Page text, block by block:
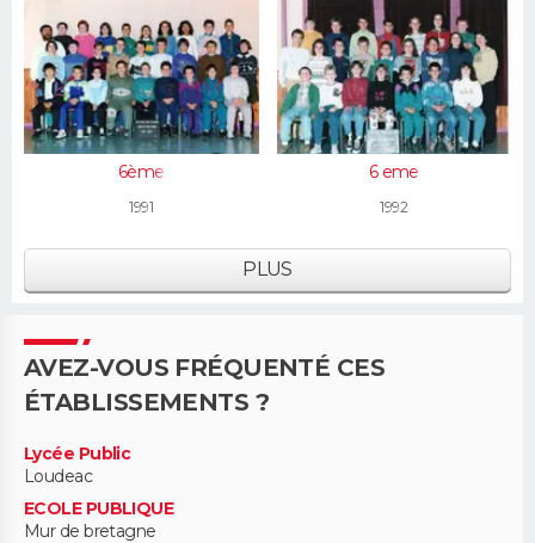
6ème
1991
6 eme
1992
PLUS
AVEZ-VOUS FRÉQUENTÉ CES
ÉTABLISSEMENTS ?
Lycée Public
Loudeac
ECOLE PUBLIQUE
Mur de bretagne